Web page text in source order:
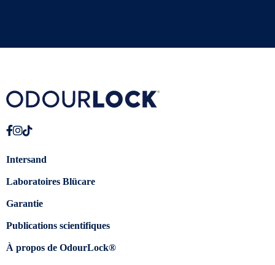
Intersand
Laboratoires Blücare
Garantie
Publications scientifiques
À propos de OdourLock®